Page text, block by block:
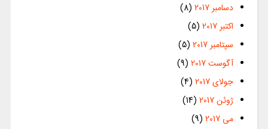
دسامبر 2017
(8)
اکتبر 2017
(5)
سپتامبر 2017
(5)
آگوست 2017
(9)
جولای 2017
(4)
ژوئن 2017
(14)
می 2017
(9)